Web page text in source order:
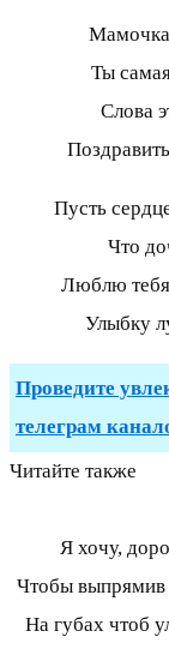
Ты
Слова
Пусть
Что
Люблю
Улыбку
Проведите
телеграм
Читайте также
Я хочу,
Чтобы выпрямив
На губах чтоб